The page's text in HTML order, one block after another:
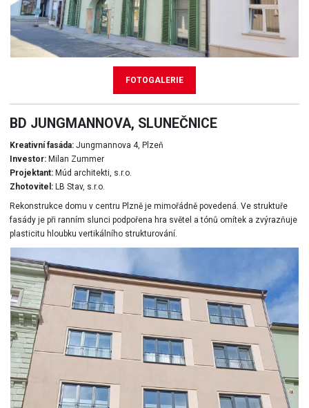
FOTOGALERIE
BD JUNGMANNOVA, SLUNEČNICE
Kreativní fasáda:Jungmannova 4, Plzeň
Investor:Milan Zummer
Projektant:Múd architekti, s.r.o.
Zhotovitel:LB Stav, s.r.o.
Rekonstrukce domu v centru Plzně je mimořádně povedená. Ve struktuře
fasády je při ranním slunci podpořena hra světel a tónů omítek a zvýrazňuje
plasticitu hloubku vertikálního strukturování.